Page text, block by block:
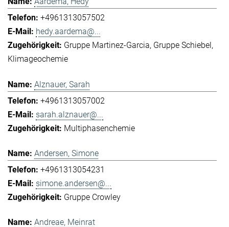
+4961313057502
hedy.aardema@...
Gruppe Martinez-Garcia Gruppe Schiebel
Klimageochemie
Alznauer, Sarah
+4961313057002
sarah.alznauer@...
Multiphasenchemie
Andersen, Simone
+4961313054231
simone.andersen@...
Gruppe Crowley
Andreae, Meinrat